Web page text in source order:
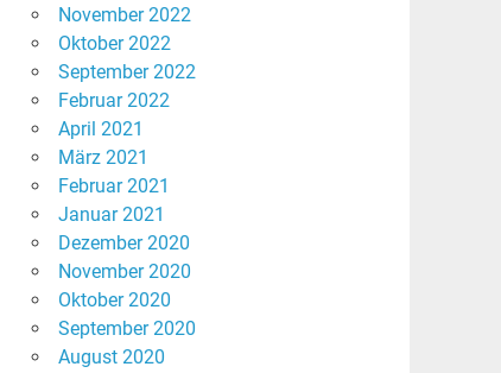
November 2022
Oktober 2022
September 2022
Februar 2022
April 2021
März 2021
Februar 2021
Januar 2021
Dezember 2020
November 2020
Oktober 2020
September 2020
August 2020